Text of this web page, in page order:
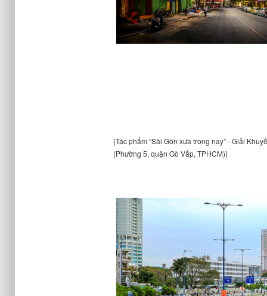
{Tác phẩm “Sài Gòn xưa trong nay” - Giải
(Phường 5, quận Gò Vấp, TPHCM)}